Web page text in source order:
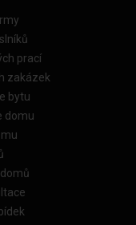
prací
zakázek
bytu
domu